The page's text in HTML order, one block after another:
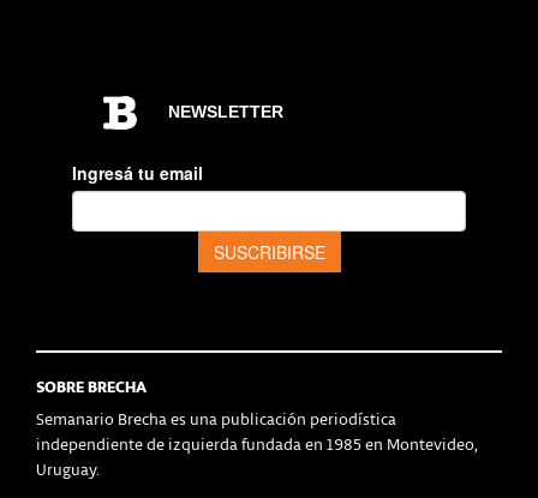
SOBRE BRECHA
Semanario Brecha es una publicación periodística
independiente de izquierda fundada en 1985 en Montevideo,
Uruguay.